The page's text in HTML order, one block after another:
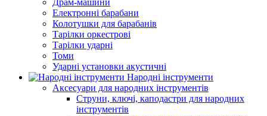
Драм-машини
Електронні барабани
Колотушки для барабанів
Тарілки оркестрові
Тарілки ударні
Томи
Ударні установки акустичні
Народні інструменти
Аксесуари для народних інструментів
Струни, ключі, каподастри для народних
інструментів